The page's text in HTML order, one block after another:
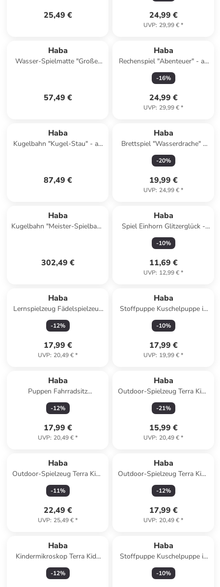
25,49 € 24,99 €
UVP: 29,99 €*
Haba
Wasser-Spielmatte "Großer
57,49 €
Haba
Rechenspiel "Abenteuer" - ab
7 Jahren
-16%
24,99 €
UVP: 29,99 €*
Haba
Kugelbahn "Kugel-Stau" - ab
87,49 €
Haba
Brettspiel "Wasserdrache" -
ab 5 Jahren
-20%
19,99 €
UVP: 24,99 €*
Haba
Kugelbahn "Meister-Spielbahn
302,49 €
Haba
Spiel Einhorn Glitzerglück -
Funkel-Bingo in mehrfarbig
-10%
11,69 €
UVP: 12,99 €*
Haba
Lernspielzeug Fädelspielzeug
Bambini Perlen in mehrfarbig
-12%
17,99 €
UVP: 20,49 €*
Haba
Stoffpuppe Kuschelpuppe in
rosa-weiss
-10%
17,99 €
UVP: 19,99 €*
Haba
Puppen Fahrradsitz
Sommerwiese in mehrfarbig
-12%
17,99 €
UVP: 20,49 €*
Haba
Outdoor-Spielzeug Terra Kids
Japansäge in mehrfarbig
-21%
15,99 €
UVP: 20,49 €*
Haba
Outdoor-Spielzeug Terra Kids
Bohrwinde in mehrfarbig
-11%
22,49 €
UVP: 25,49 €*
Haba
Outdoor-Spielzeug Terra Kids
Holzraspel-Set in mehrfarbig
-12%
17,99 €
UVP: 20,49 €*
Haba
Kindermikroskop Terra Kids
Mikroskop in mehrfarbig
-12%
Haba
Stoffpuppe Kuschelpuppe in
hellblau
-10%